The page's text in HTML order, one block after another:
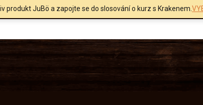
produkt JuBö a zapojte se do slosování o kurz s Krakenem.